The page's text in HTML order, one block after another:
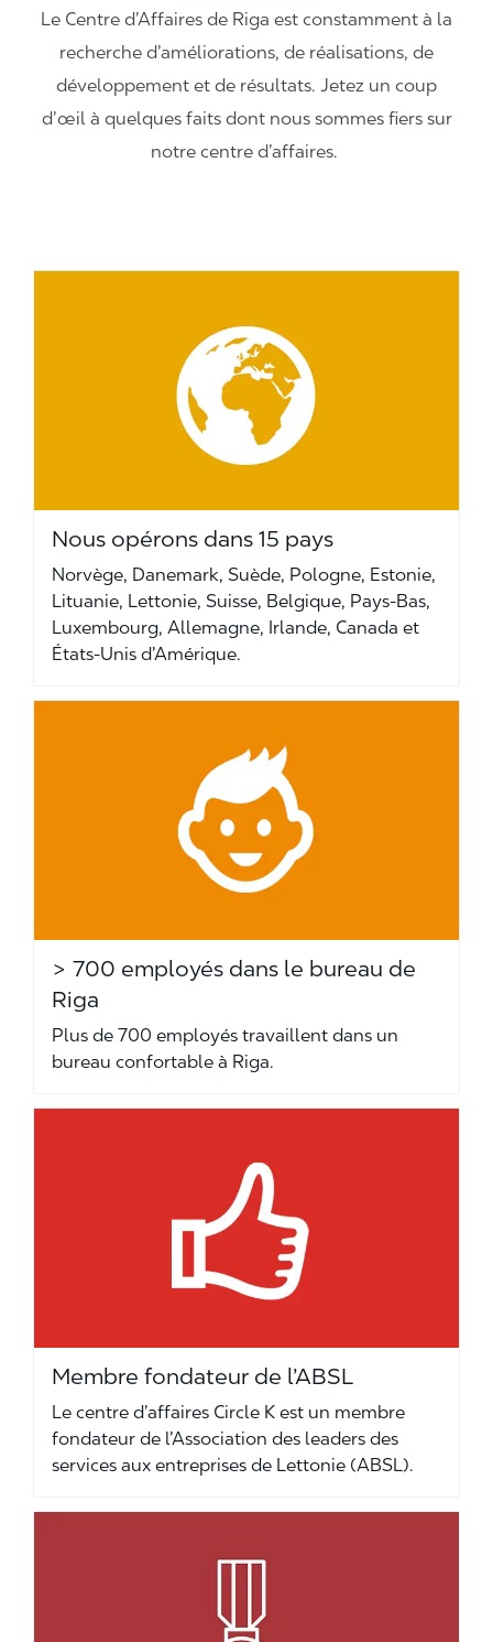
Le Centre d’Affaires de Riga est constamment à la
recherche d’améliorations, de réalisations, de
développement et de résultats. Jetez un coup
d’œil à quelques faits dont nous sommes fiers sur
notre centre d’affaires.
Nous opérons dans 15 pays
Norvège, Danemark, Suède, Pologne, Estonie,
Lituanie, Lettonie, Suisse, Belgique, Pays-Bas,
Luxembourg, Allemagne, Irlande, Canada et
États-Unis d’Amérique.
> 700 employés dans le bureau de
Riga
Plus de 700 employés travaillent dans un
bureau confortable à Riga.
Membre fondateur de l’ABSL
Le centre d’affaires Circle K est un membre
fondateur de l’Association des leaders des
services aux entreprises de Lettonie (ABSL).